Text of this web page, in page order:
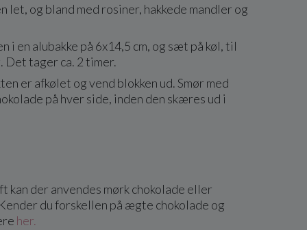
let, og bland med rosiner, hakkede mandler og
i en alubakke på 6x14,5 cm, og sæt på køl, til
Det tager ca. 2 timer.
er afkølet og vend blokken ud. Smør med
på hver side, inden den skæres ud i
kan der anvendes mørk chokolade eller
du forskellen på ægte chokolade og
her.